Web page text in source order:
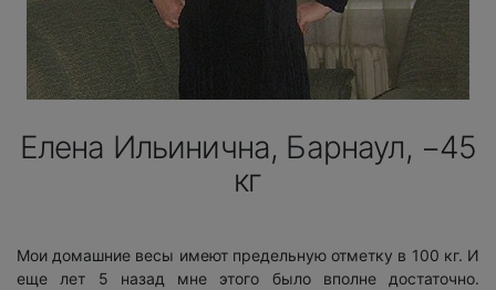
Елена Ильинична, Барнаул, −45
кг
Мои домашние весы имеют предельную отметку в 100 кг. И
еще лет 5 назад мне этого было вполне достаточно.